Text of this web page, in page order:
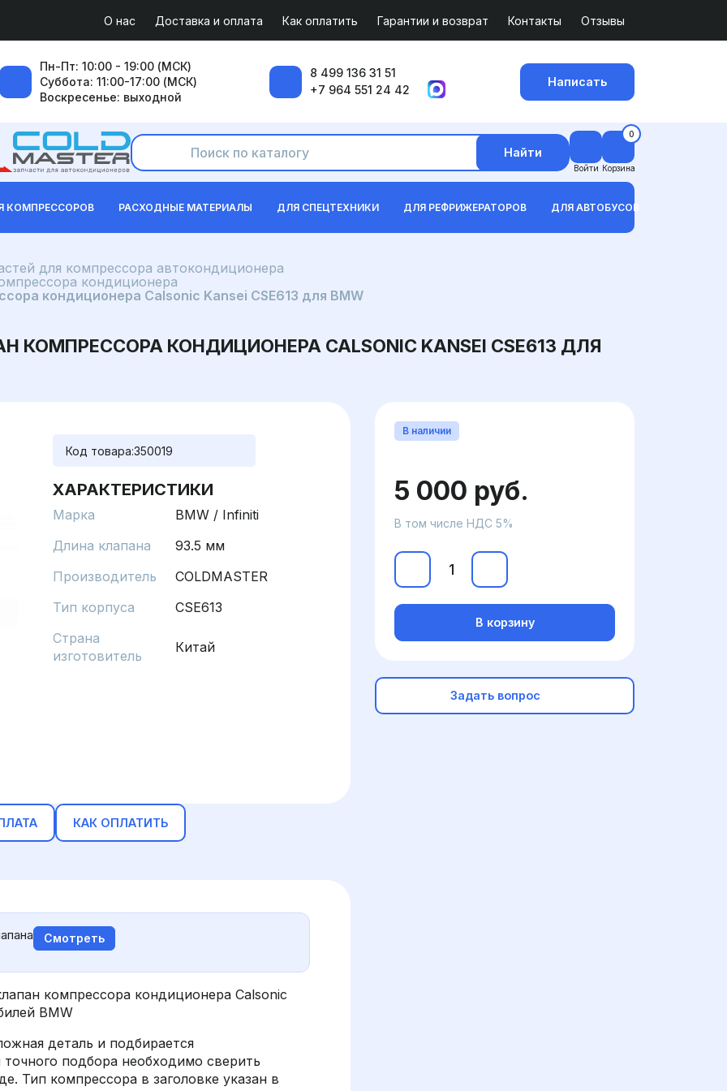
О нас Доставка и оплата Как оплатить Гарантии и возврат Контакты Отзывы
Пн-Пт: 10:00 - 19:00 (МСК)
Суббота: 11:00-17:00 (МСК)
Воскресенье: выходной
8 499 136 31 51
+7 964 551 24 42
Написать
Найти
Войти
0
Корзина
КОМПРЕССОРОВ РАСХОДНЫЕ МАТЕРИАЛЫ ДЛЯ СПЕЦТЕХНИКИ ДЛЯ РЕФРИЖЕРАТОРОВ ДЛЯ АВТОБУСОВ
для компрессора автокондиционера
кондиционера
кондиционера Calsonic Kansei CSE613 для BMW
КОНДИЦИОНЕРА CALSONIC KANSEI CSE613 ДЛЯ
Код товара:350019
ХАРАКТЕРИСТИКИ
Марка
BMW / Infiniti
Длина клапана
93.5 мм
Производитель
COLDMASTER
Тип корпуса
CSE613
Страна
изготовитель
Китай
КАК ОПЛАТИТЬ
Смотреть
компрессора кондиционера Calsonic
BMW
деталь и подбирается
подбора необходимо сверить
Тип компрессора в заголовке указан в
В наличии
5 000 руб.
В том числе НДС 5%
В корзину
Задать вопрос